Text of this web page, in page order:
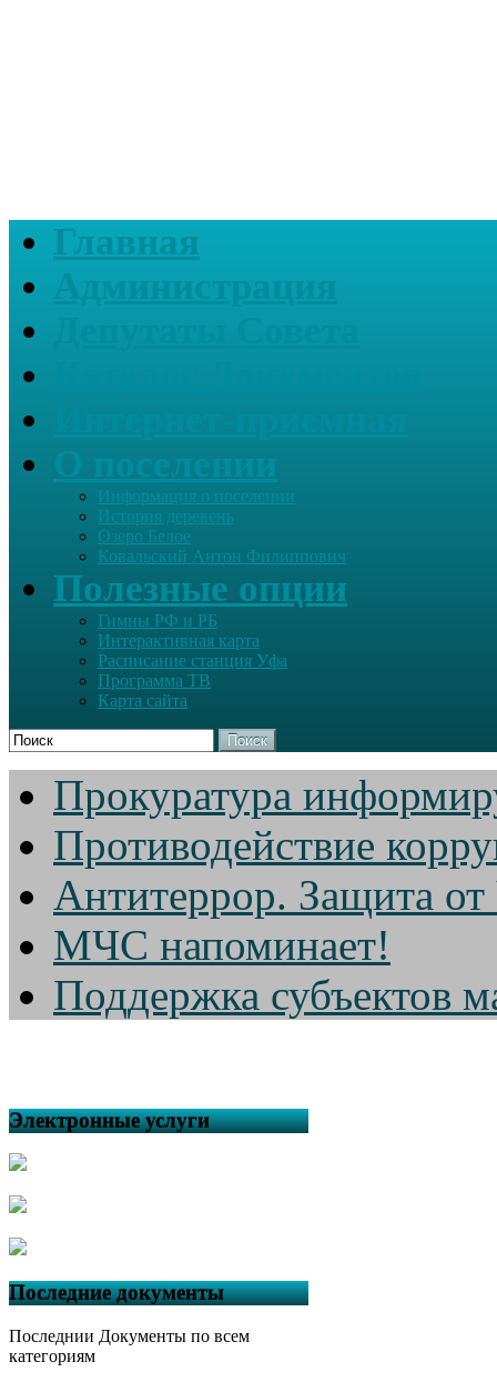
Главная
Информация о поселении
История деревень
Озеро Белое
Ковальский Антон Филиппович
Полезные опции
Гимны РФ и РБ
Интерактивная карта
Расписание станция Уфа
Программа ТВ
Карта сайта
Поиск
Прокуратура
Противодействие
Антитеррор. Защита
МЧС напоминает!
Поддержка субъектов
Электронные услуги
Последние документы
Последнии Документы по всем
категориям